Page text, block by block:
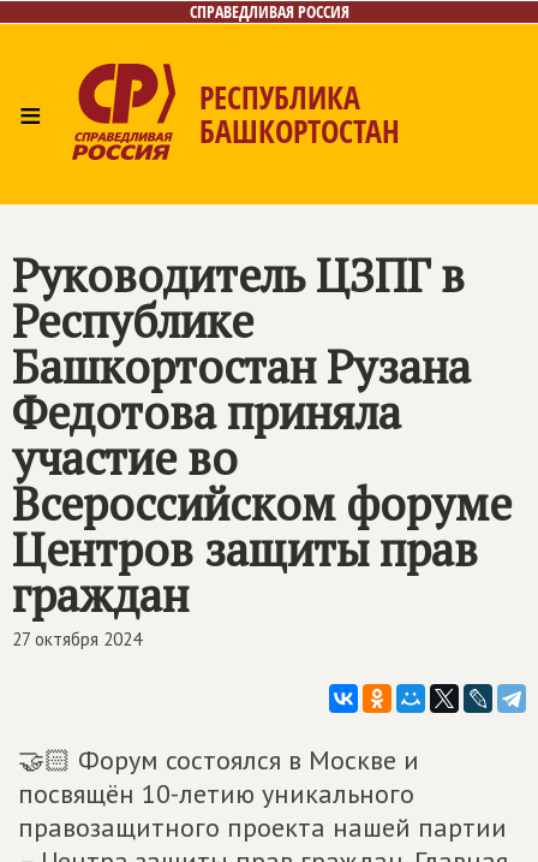
СПРАВЕДЛИВАЯ РОССИЯ
≡ РЕСПУБЛИКА
БАШКОРТОСТАН
Поиск
Руководитель ЦЗПГ в
Республике
Башкортостан Рузана
Федотова приняла
участие во
Всероссийском форуме
Центров защиты прав
граждан
27 октября 2024
🤝🏻 Форум состоялся в Москве и
посвящён 10-летию уникального
правозащитного проекта нашей партии